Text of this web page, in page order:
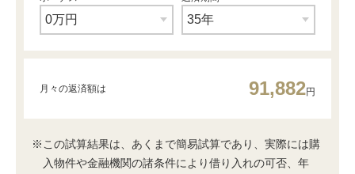
月々の返済額は 91,882円
※この試算結果は、あくまで簡易試算であり、実際には購
入物件や金融機関の諸条件により借り入れの可否、年